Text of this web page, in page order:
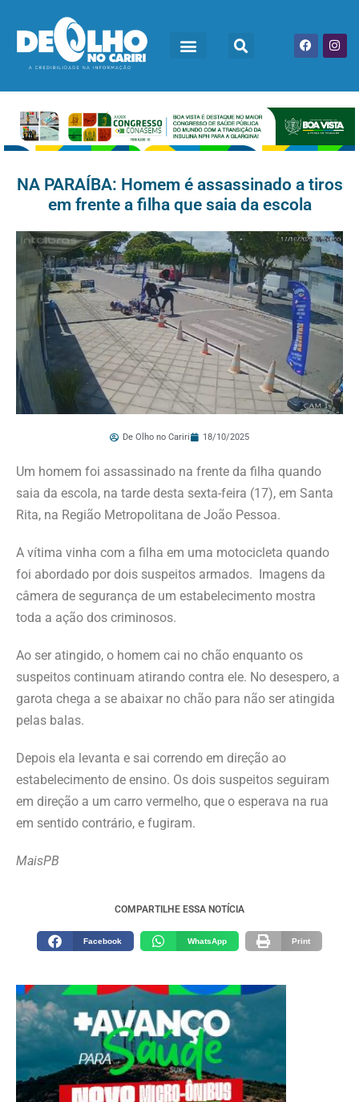
NA PARAÍBA: Homem é assassinado a tiros
em frente a filha que saia da escola
De Olho no Cariri 18/10/2025
Um homem foi assassinado na frente da filha quando
saia da escola, na tarde desta sexta-feira (17), em Santa
Rita, na Região Metropolitana de João Pessoa.
A vítima vinha com a filha em uma motocicleta quando
foi abordado por dois suspeitos armados. Imagens da
câmera de segurança de um estabelecimento mostra
toda a ação dos criminosos.
Ao ser atingido, o homem cai no chão enquanto os
suspeitos continuam atirando contra ele. No desespero, a
garota chega a se abaixar no chão para não ser atingida
pelas balas.
Depois ela levanta e sai correndo em direção ao
estabelecimento de ensino. Os dois suspeitos seguiram
em direção a um carro vermelho, que o esperava na rua
em sentido contrário, e fugiram.
MaisPB
COMPARTILHE ESSA NOTÍCIA
Facebook WhatsApp Print